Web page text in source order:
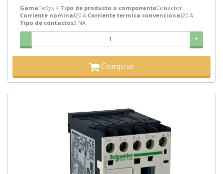
GamaTeSys K Tipo de producto o componenteConector
Corriente nominal20 A Corriente termica convencional20 A
Tipo de contactos3 NA
- +
Comprar